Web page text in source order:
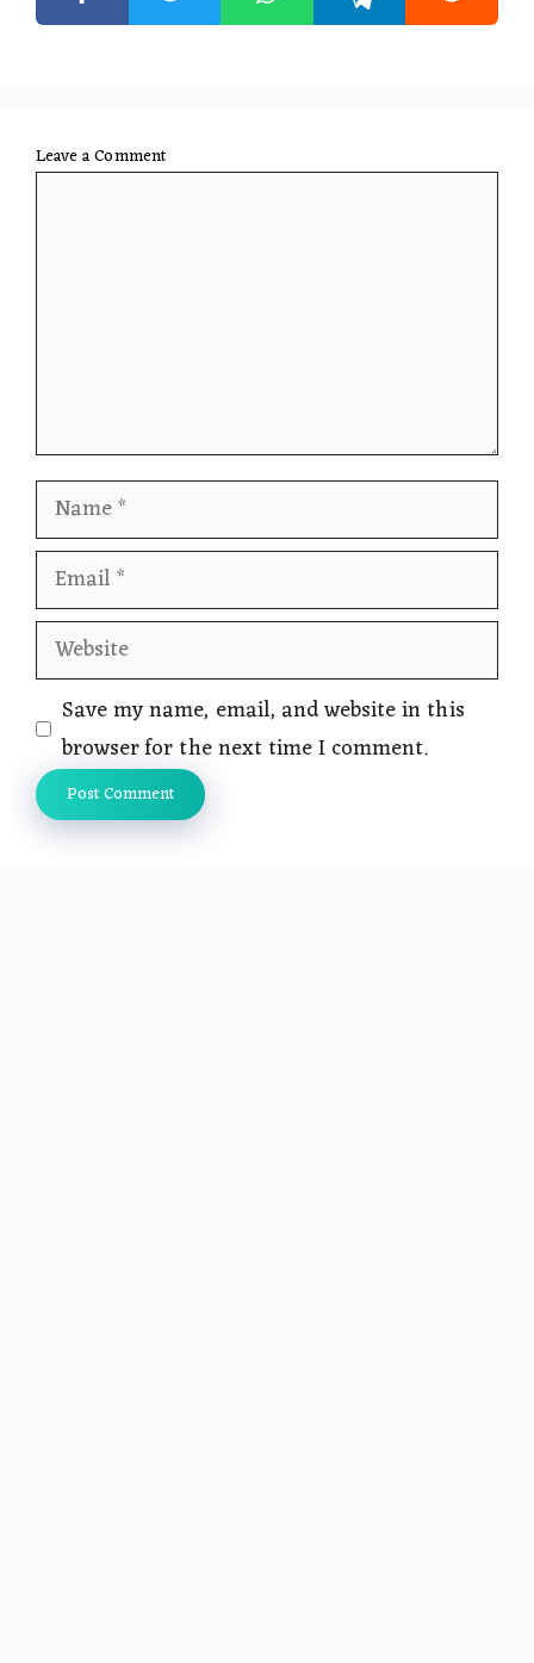
Leave a Comment
Name
Email
Website
Save my name, email, and website in this
browser for the next time I comment.